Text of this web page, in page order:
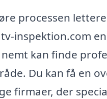
processen
inspektion.com
kan finde
Du kan få en
firmaer, der